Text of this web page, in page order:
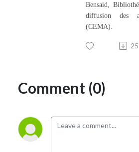
Bensaid,
diffusion des
(CEMA).
Comment (0)